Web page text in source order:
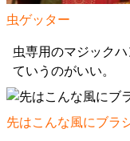
虫ゲッター
虫専用のマジック
ていうのがいい。
先はこんな風にブラ